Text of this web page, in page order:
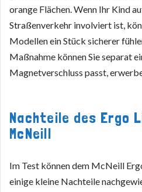
orange Flächen. Wenn Ihr Kind
Straßenverkehr involviert ist,
Modellen ein Stück sicherer
Maßnahme können Sie separat
Magnetverschluss passt,
Nachteile des Ergo
McNeill
Im Test können dem McNeill
einige kleine Nachteile